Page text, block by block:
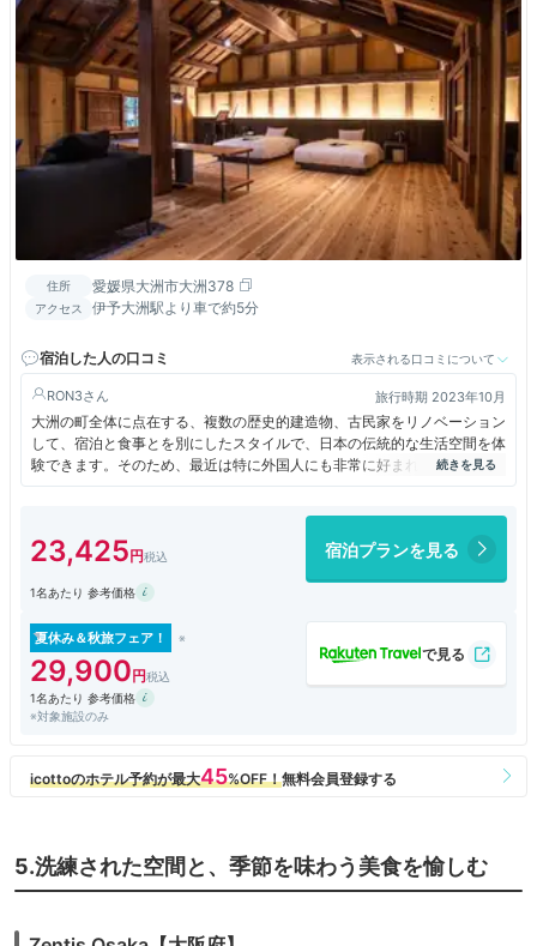
住所 愛媛県大洲市大洲378
アクセス 伊予大洲駅より車で約5分
宿泊した人の口コミ 表示される口コミについて
RON3 旅行時期 2023年10月
大洲の町全体に点在する、複数の歴史的建造物、古民家をリノベーション
して、宿泊と食事とを別にしたスタイルで、日本の伝統的な生活空間を体
験できます。そのため、最近は特に外国人にも非常に好まれて利用されて
います。
向いています。限られた時間を効率的に使いたい人には不便です。
23,425 宿泊プランを見る
1名あたり 参考価格
夏休み＆秋旅フェア！
29,900
1名あたり 参考価格
※対象施設のみ
5.洗練された空間と、季節を味わう美食を愉しむ